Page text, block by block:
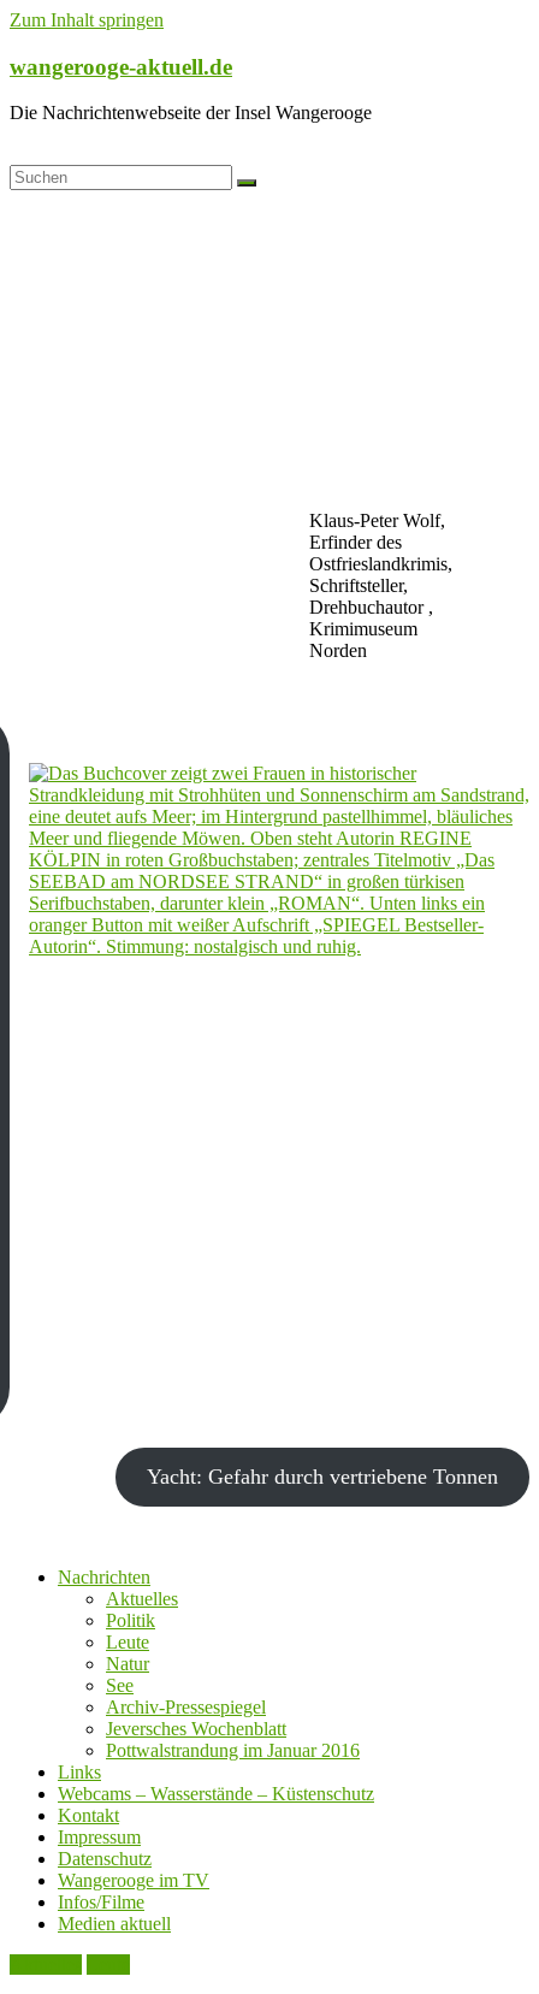
Zum Inhalt springen
wangerooge-aktuell.de
Die Nachrichtenwebseite der Insel Wangerooge
Klaus-Peter Wolf,
Erfinder des
Ostfrieslandkrimis,
Schriftsteller,
Drehbuchautor ,
Krimimuseum
Norden
Yacht: Gefahr durch vertriebene Tonnen
Nachrichten
Aktuelles
Politik
Leute
Natur
See
Archiv-Pressespiegel
Jeversches Wochenblatt
Pottwalstrandung im Januar 2016
Links
Webcams – Wasserstände – Küstenschutz
Kontakt
Impressum
Datenschutz
Wangerooge im TV
Infos/Filme
Medien aktuell